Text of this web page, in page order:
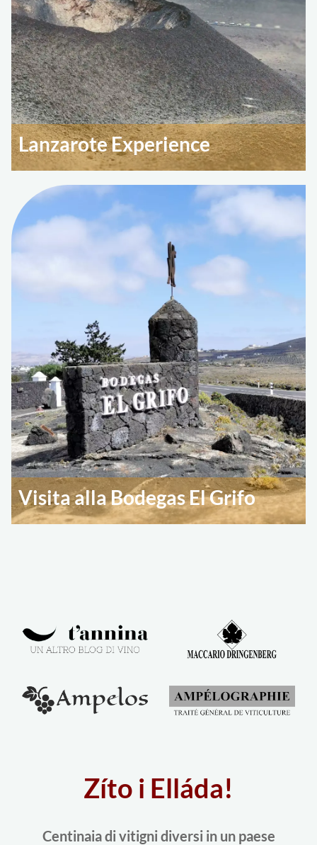
Lanzarote Experience
Visita alla Bodegas El Grifo
Zíto i Elláda!
Centinaia di vitigni diversi in un paese